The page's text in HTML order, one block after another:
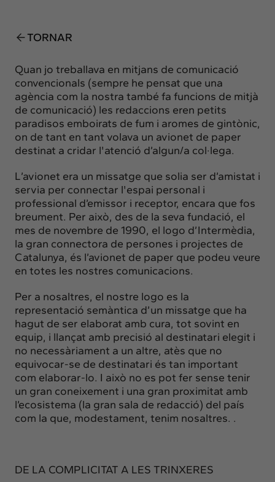
Contacte
info@intermedia.cat +34 934 157 662
TORNAR
Quan jo treballava en mitjans de comunicació
convencionals (sempre he pensat que una
agència com la nostra també fa funcions de mitjà
de comunicació) les redaccions eren petits
paradisos emboirats de fum i aromes de gintònic,
on de tant en tant volava un avionet de paper
destinat a cridar l'atenció d’algun/a col·lega.
L’avionet era un missatge que solia ser d’amistat i
servia per connectar l'espai personal i
professional d’emissor i receptor, encara que fos
breument. Per això, des de la seva fundació, el
mes de novembre de 1990, el logo d’Intermèdia,
la gran connectora de persones i projectes de
Catalunya, és l’avionet de paper que podeu veure
en totes les nostres comunicacions.
Per a nosaltres, el nostre logo es la
representació semàntica d’un missatge que ha
hagut de ser elaborat amb cura, tot sovint en
equip, i llançat amb precisió al destinatari elegit i
no necessàriament a un altre, atès que no
equivocar-se de destinatari és tan important
com elaborar-lo. I això no es pot fer sense tenir
un gran coneixement i una gran proximitat amb
l’ecosistema (la gran sala de redacció) del país
com la que, modestament, tenim nosaltres. .
DE LA COMPLICITAT A LES TRINXERES